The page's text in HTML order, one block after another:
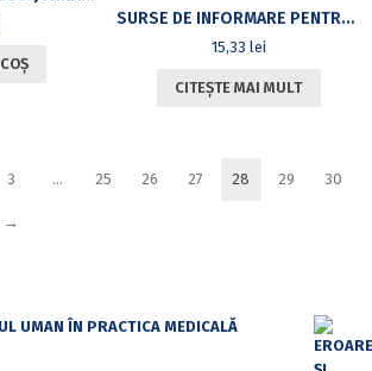
SURSE DE INFORMARE PENTRU SERVICIILE DE REFERINȚE
15,33 lei
CITEȘTE MAI MULT
3 … 25 26 27 28 29 30
→
UMAN ÎN PRACTICA MEDICALĂ